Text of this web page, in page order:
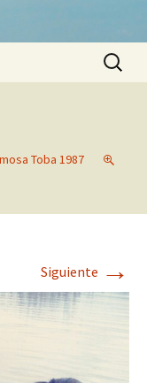
Buscar:
Toba 1987
Siguiente →